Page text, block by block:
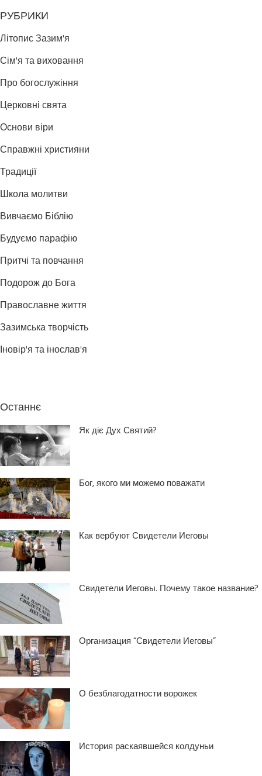
РУБРИКИ
Літопис Зазим'я
Сім'я та виховання
Про богослужіння
Церковні свята
Основи віри
Справжні християни
Традиції
Школа молитви
Вивчаємо Біблію
Будуємо парафію
Притчі та повчання
Подорож до Бога
Православне життя
Зазимська творчість
Іновір'я та інослав'я
Останнє
Як діє Дух Святий?
Бог, якого ми можемо поважати
Как вербуют Свидетели Иеговы
Свидетели Иеговы. Почему такое название?
Организация “Свидетели Иеговы”
О безблагодатности ворожек
История раскаявшейся колдуньи